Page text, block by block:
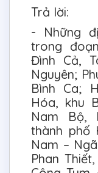
Trả lời:
- Những
trong
Đình Cả,
Nguyên;
Bình Ca;
Hóa, khu
Nam Bộ,
thành phố
Nam –
Phan